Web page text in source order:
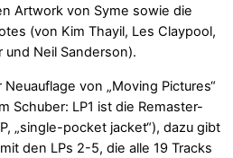
Artwork von Syme sowie die
(von Kim Thayil, Les Claypool,
und Neil Sanderson).
von „Moving Pictures“
Schuber: LP1 ist die Remaster-
„single-pocket jacket“), dazu gibt
den LPs 2-5, die alle 19 Tracks